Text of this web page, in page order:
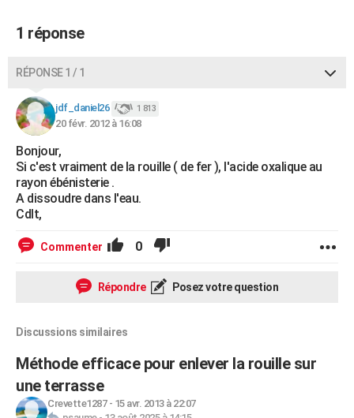
Carte de Noël
Carte Bonne année
Carte Saint-Valentin
Carte Pâques
Carte d'anniversaire
DICTIONNAIRE
Dictionnaire
Biographies
Citations
Expressions
Proverbes
PROGRAMME TV
COPAINS D'AVANT
S'inscrire
Se connecter
Lycées
Collèges
Primaires
Universités
Entreprises
Service militaire
Avis de recherche
FORUM
Bricolage
Lifestyle
Culture
Sport
Auto
Television
Voyage
Cinema
1 réponse
RÉPONSE 1 / 1
jdf_daniel26 1 813
20 févr. 2012 à 16:08
Bonjour,
Si c'est vraiment de la rouille ( de fer ), l'acide oxalique au
rayon ébénisterie .
A dissoudre dans l'eau.
Cdlt,
Commenter 0
Répondre Posez votre question
Discussions similaires
Méthode efficace pour enlever la rouille sur
une terrasse
Crevette1287- 15 avr. 2013 à 22:07